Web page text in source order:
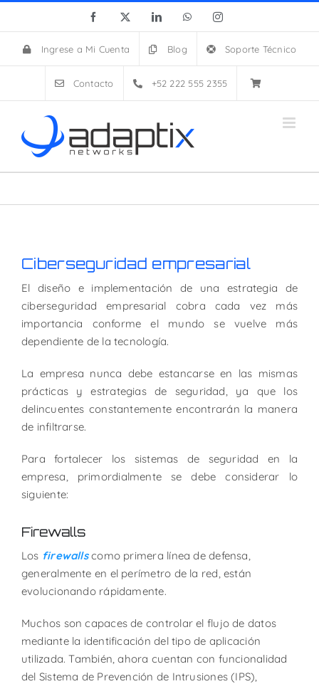
content
Facebook
X LinkedInWhatsAppInstagram
Ingrese a Mi Cuenta Blog Soporte Técnico
Contacto +52 222 555 2355
Ciberseguridad empresarial
El diseño e implementación de una estrategia de
ciberseguridad empresarial cobra cada vez más
importancia conforme el mundo se vuelve más
dependiente de la tecnología.
La empresa nunca debe estancarse en las mismas
prácticas y estrategias de seguridad, ya que los
delincuentes constantemente encontrarán la manera
de infiltrarse.
Para fortalecer los sistemas de seguridad en la
empresa, primordialmente se debe considerar lo
siguiente:
Firewalls
Los firewallscomo primera línea de defensa,
generalmente en el perímetro de la red, están
evolucionando rápidamente.
Muchos son capaces de controlar el flujo de datos
mediante la identificación del tipo de aplicación
utilizada. También, ahora cuentan con funcionalidad
del Sistema de Prevención de Intrusiones (IPS),